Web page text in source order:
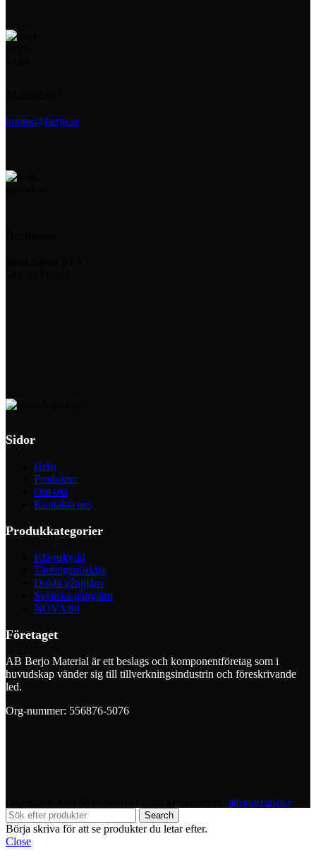
kontor@berjo.se
Sidor
Hem
Produkter
Om oss
Kontakta oss
Produkkategorier
Klämskydd
Tätningströsklar
Dolda gångjärn
Svenska gångjärn
NOVA 80
Företaget
AB Berjo Material är ett beslags och komponentföretag som i
huvudskap vänder sig till tillverkningsindustrin och föreskrivande
led.
Org-nummer: 556876-5076
Integritetspolicy
Search
Börja skriva för att se produkter du letar efter.
Close